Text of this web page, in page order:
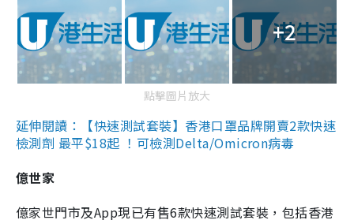
+2
點擊圖片放大
延伸閱讀：【快速測試套裝】香港口罩品牌開賣2款快速
檢測劑 最平$18起 ！可檢測Delta/Omicron病毒
億世家
億家世門市及App現已有售6款快速測試套裝，包括香港